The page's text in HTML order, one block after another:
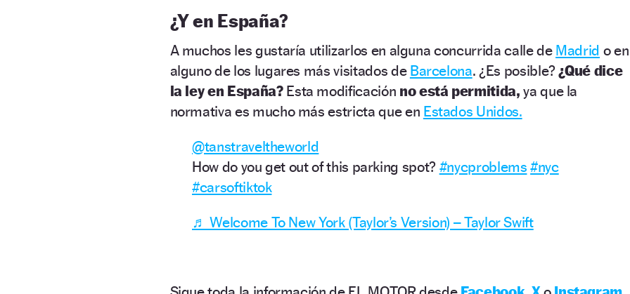
¿Y en España?
A muchos les gustaría utilizarlos en alguna concurrida calle de Madrid o en
alguno de los lugares más visitados de Barcelona. ¿Es posible?¿Qué dice
la ley en España?Esta modificación no está permitida,ya que la
normativa es mucho más estricta que en Estados Unidos.
@tanstraveltheworld
How do you get out of this parking spot? #nycproblems #nyc
#carsoftiktok
♬ Welcome To New York (Taylor’s Version) – Taylor Swift